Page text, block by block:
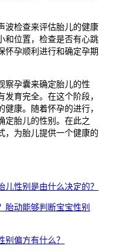
检查来评估胎儿的健康
和位置，检查是否有心跳
怀孕顺利进行和确定孕期
孕囊来确定胎儿的性
育完全。在这个阶段，
康。随着怀孕的进行，
定胎儿的性别。在此之
，为胎儿提供一个健康的
性别是由什么决定的？
胎动能够判断宝宝性别
偏方有什么？